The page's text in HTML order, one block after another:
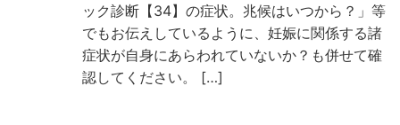
ック診断【34】の症状。兆候はいつから？」等
でもお伝えしているように、妊娠に関係する諸
症状が自身にあらわれていないか？も併せて確
認してください。 […]